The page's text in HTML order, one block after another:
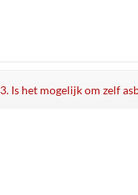
3. Is het mogelijk om zelf